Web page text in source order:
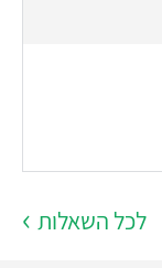
לכל השאלות